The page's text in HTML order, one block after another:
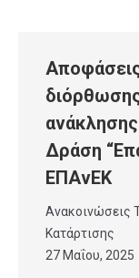
Δράση
ΕΠΑνΕΚ
Ανακοινώσεις
Κατάρτισης
27 Μαΐου, 2025